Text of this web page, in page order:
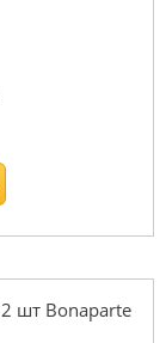
шт Bonaparte